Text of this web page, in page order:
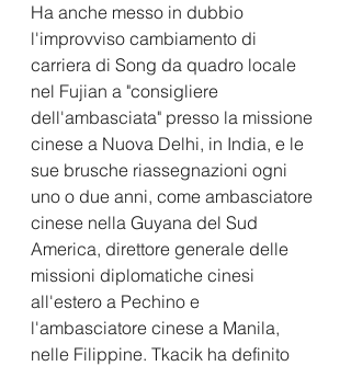
Ha anche messo in dubbio
l'improvviso cambiamento di
carriera di Song da quadro locale
nel Fujian a "consigliere
dell'ambasciata" presso la missione
cinese a Nuova Delhi, in India, e le
sue brusche riassegnazioni ogni
uno o due anni, come ambasciatore
cinese nella Guyana del Sud
America, direttore generale delle
missioni diplomatiche cinesi
all'estero a Pechino e
l'ambasciatore cinese a Manila,
nelle Filippine. Tkacik ha definito